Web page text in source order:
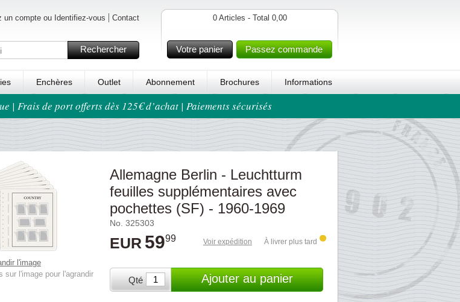
un compte ou Identifiez-vous Contact
Rechercher
0 Articles - Total 0,00
Votre panier Passez commande
Enchères Outlet Abonnement Brochures Informations
| Frais de port offerts dès 125€ d’achat | Paiements sécurisés
l'image
sur l'image pour l'agrandir
Allemagne Berlin - Leuchtturm
feuilles supplémentaires avec
pochettes (SF) - 1960-1969
No. 325303
EUR 5999 Voir expédition À livrer plus tard
Qté Ajouter au panier